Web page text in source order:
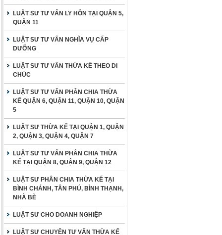
LUẬT SƯ TƯ VẤN LY HÔN TẠI QUẬN 5,
QUẬN 11
LUẬT SƯ TƯ VẤN NGHĨA VỤ CẤP
DƯỠNG
LUẬT SƯ TƯ VẤN THỪA KẾ THEO DI
CHÚC
LUẬT SƯ TƯ VẤN PHÂN CHIA THỪA
KẾ QUẬN 6, QUẬN 11, QUẬN 10, QUẬN
5
LUẬT SƯ THỪA KẾ TẠI QUẬN 1, QUẬN
2, QUẬN 3, QUẬN 4, QUẬN 7
LUẬT SƯ TƯ VẤN PHÂN CHIA THỪA
KẾ TẠI QUẬN 8, QUẬN 9, QUẬN 12
LUẬT SƯ PHÂN CHIA THỪA KẾ TẠI
BÌNH CHÁNH, TÂN PHÚ, BÌNH THẠNH,
NHÀ BÈ
LUẬT SƯ CHO DOANH NGHIỆP
LUẬT SƯ CHUYÊN TƯ VẤN THỪA KẾ